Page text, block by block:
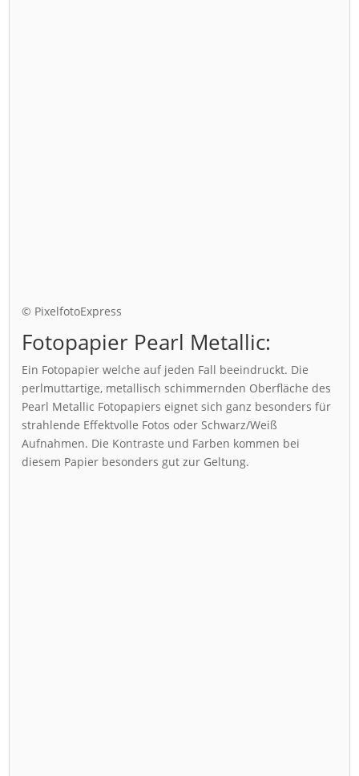
© PixelfotoExpress
Fotopapier Pearl Metallic:
Ein Fotopapier welche auf jeden Fall beeindruckt. Die
perlmuttartige, metallisch schimmernden Oberfläche des
Pearl Metallic Fotopapiers eignet sich ganz besonders für
strahlende Effektvolle Fotos oder Schwarz/Weiß
Aufnahmen. Die Kontraste und Farben kommen bei
diesem Papier besonders gut zur Geltung.